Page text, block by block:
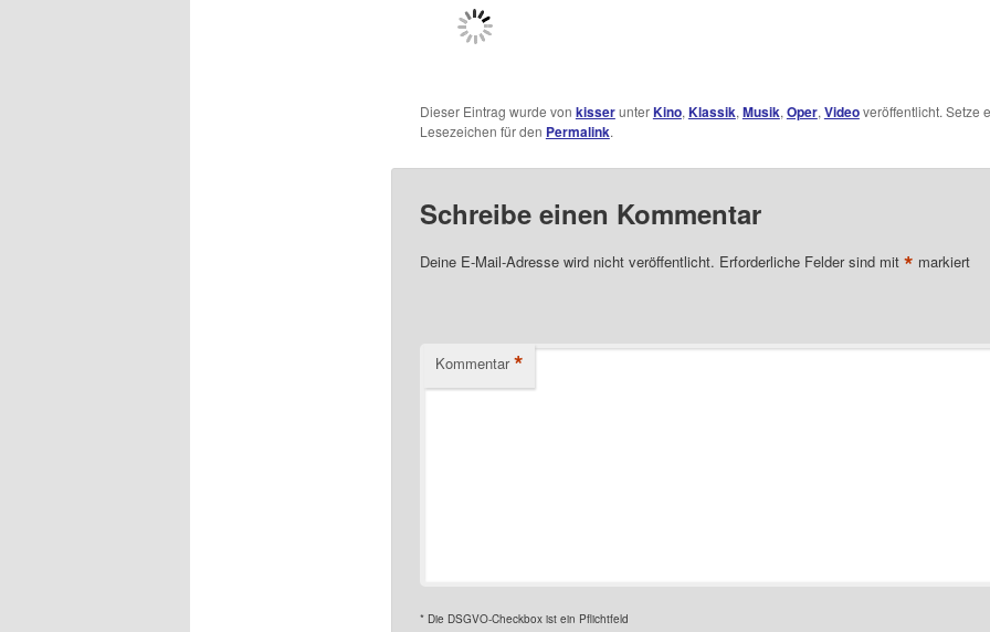
Dieser Eintrag wurde von kisserunterKino, Klassik, Musik, Oper, Videoveröffentlicht. Setze
Lesezeichen für den Permalink.
Schreibe einen Kommentar
Deine E-Mail-Adresse wird nicht veröffentlicht. Erforderliche Felder sind mit * markiert
Kommentar *
* Die DSGVO-Checkbox ist ein Pflichtfeld